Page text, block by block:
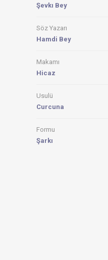
Şevkı Bey
Söz Yazarı
Hamdi Bey
Makamı
Hicaz
Usulü
Curcuna
Formu
Şarkı